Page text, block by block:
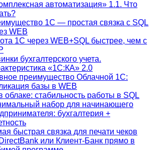
автоматизация» 1.1. Что
1С — простая связка с SQL
WEB
1С через WEB+SQL быстрее, чем с
бухгалтерского учета.
«1С:КА» 2.0
преимущество Облачной 1С:
базы в WEB
облаке: стабильность работы в SQL
набор для начинающего
бухгалтерия +
быстрая связка для печати чеков
или Клиент-Банк прямо в